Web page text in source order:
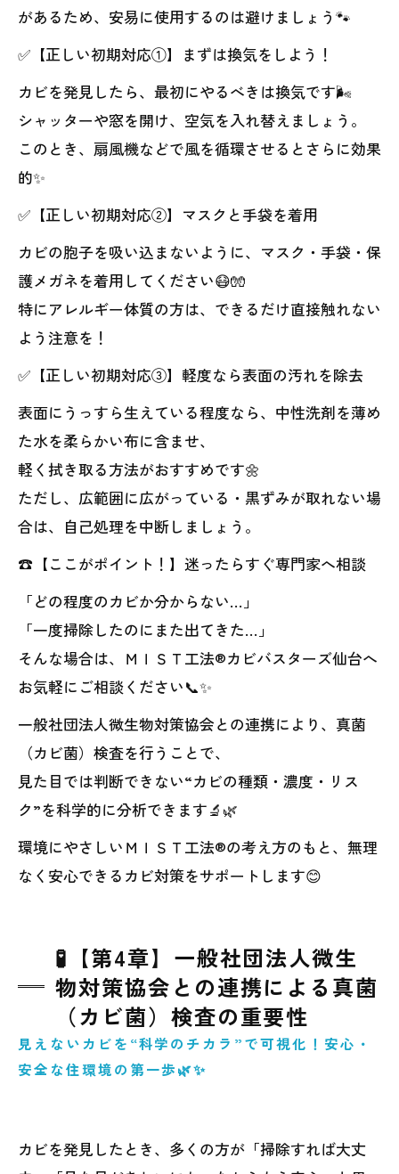
があるため、安易に使用するのは避けましょう🐾
✅【正しい初期対応①】まずは換気をしよう！
カビを発見したら、最初にやるべきは換気です🌬️
シャッターや窓を開け、空気を入れ替えましょう。
このとき、扇風機などで風を循環させるとさらに効果
的✨
✅【正しい初期対応②】マスクと手袋を着用
カビの胞子を吸い込まないように、マスク・手袋・保
護メガネを着用してください😷🧤
特にアレルギー体質の方は、できるだけ直接触れない
よう注意を！
✅【正しい初期対応③】軽度なら表面の汚れを除去
表面にうっすら生えている程度なら、中性洗剤を薄め
た水を柔らかい布に含ませ、
軽く拭き取る方法がおすすめです🌼
ただし、広範囲に広がっている・黒ずみが取れない場
合は、自己処理を中断しましょう。
☎️【ここがポイント！】迷ったらすぐ専門家へ相談
「どの程度のカビか分からない…」
「一度掃除したのにまた出てきた…」
そんな場合は、ＭＩＳＴ工法®カビバスターズ仙台へ
お気軽にご相談ください📞✨
一般社団法人微生物対策協会との連携により、真菌
（カビ菌）検査を行うことで、
見た目では判断できない“カビの種類・濃度・リス
ク”を科学的に分析できます🔬🌿
環境にやさしいＭＩＳＴ工法®の考え方のもと、無理
なく安心できるカビ対策をサポートします😊
🧪【第4章】一般社団法人微生
物対策協会との連携による真菌
（カビ菌）検査の重要性
見えないカビを“科学のチカラ”で可視化！安心・
安全な住環境の第一歩🌿✨
カビを発見したとき、多くの方が「掃除すれば大丈